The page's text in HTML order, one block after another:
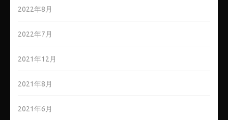
2022年8月
2022年7月
2021年12月
2021年8月
2021年6月